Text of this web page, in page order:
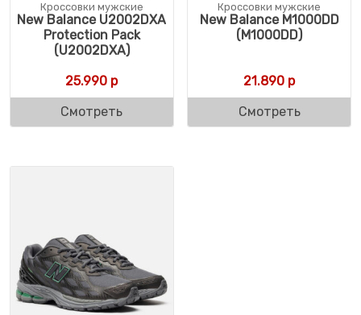
Кроссовки мужские
New Balance U2002DXA
Protection Pack
(U2002DXA)
25.990 р
Смотреть
Кроссовки мужские
New Balance M1000DD
(M1000DD)
21.890 р
Смотреть